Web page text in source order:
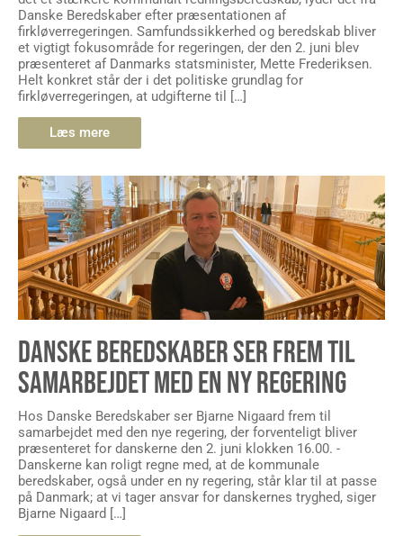
Danske Beredskaber efter præsentationen af
firkløverregeringen. Samfundssikkerhed og beredskab bliver
et vigtigt fokusområde for regeringen, der den 2. juni blev
præsenteret af Danmarks statsminister, Mette Frederiksen.
Helt konkret står der i det politiske grundlag for
firkløverregeringen, at udgifterne til […]
Læs mere
DANSKE BEREDSKABER SER FREM TIL
SAMARBEJDET MED EN NY REGERING
Hos Danske Beredskaber ser Bjarne Nigaard frem til
samarbejdet med den nye regering, der forventeligt bliver
præsenteret for danskerne den 2. juni klokken 16.00. -
Danskerne kan roligt regne med, at de kommunale
beredskaber, også under en ny regering, står klar til at passe
på Danmark; at vi tager ansvar for danskernes tryghed, siger
Bjarne Nigaard […]